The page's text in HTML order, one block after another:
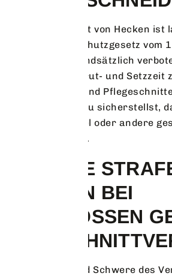
Der Rückschnitt von Hecken ist
Bundesnaturschutzgesetz vom
September grundsätzlich
während der Brut- und Setzzeit
Leichte Form- und
erlaubt, wenn du sicherstellst,
brütenden Vögel oder andere
gestört werden.
WELCHE
DROHEN BEI
VERSTÖSSEN
AS
Je nach Ort und Schwere des